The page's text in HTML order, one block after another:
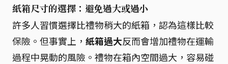
紙箱尺寸的選擇：避免過大或過小
許多人習慣選擇比禮物稍大的紙箱，認為這樣比較
保險。但事實上， 紙箱過大反而會增加禮物在運輸
過程中晃動的風險。禮物在箱內空間過大，容易碰